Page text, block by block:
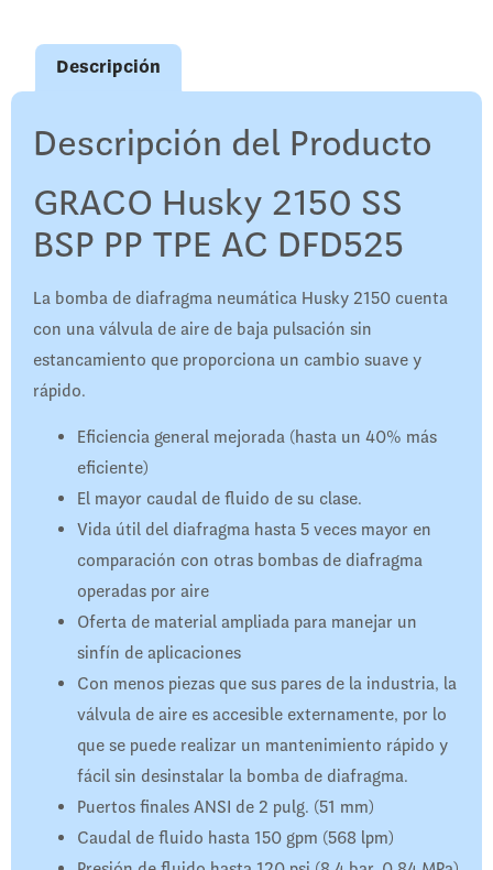
Descripción
Descripción del Producto
GRACO Husky 2150 SS
BSP PP TPE AC DFD525
La bomba de diafragma neumática Husky 2150 cuenta
con una válvula de aire de baja pulsación sin
estancamiento que proporciona un cambio suave y
rápido.
Eficiencia general mejorada (hasta un 40% más
eficiente)
El mayor caudal de fluido de su clase.
Vida útil del diafragma hasta 5 veces mayor en
comparación con otras bombas de diafragma
operadas por aire
Oferta de material ampliada para manejar un
sinfín de aplicaciones
Con menos piezas que sus pares de la industria, la
válvula de aire es accesible externamente, por lo
que se puede realizar un mantenimiento rápido y
fácil sin desinstalar la bomba de diafragma.
Puertos finales ANSI de 2 pulg. (51 mm)
Caudal de fluido hasta 150 gpm (568 lpm)